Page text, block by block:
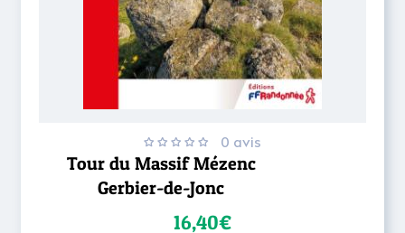
0 avis
Tour du Massif Mézenc
Gerbier-de-Jonc
16,40€